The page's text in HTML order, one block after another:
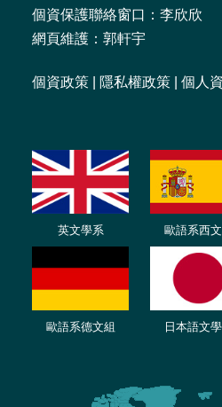
個資保護聯絡窗口：李欣欣
網頁維護：郭軒宇
個資政策 隱私權政策 個人
英文學系 歐語系西
歐語系德文組 日本語文